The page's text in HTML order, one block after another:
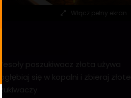
Włącz pełny ekran
poszukiwacz złota używa
się w kopalni i zbieraj złote